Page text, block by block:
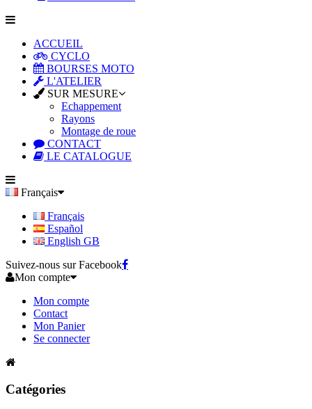
ACCUEIL
CYCLO
BOURSES MOTO
L'ATELIER
SUR MESURE
Echappement
Rayons
Montage de roue
CONTACT
LE CATALOGUE
Français
Français
Español
English GB
Suivez-nous sur Facebook
Mon compte
Mon compte
Contact
Mon Panier
Se connecter
Catégories